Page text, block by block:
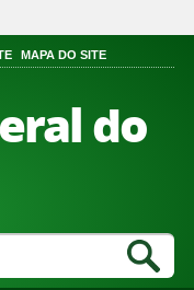
MAPA DO SITE
do